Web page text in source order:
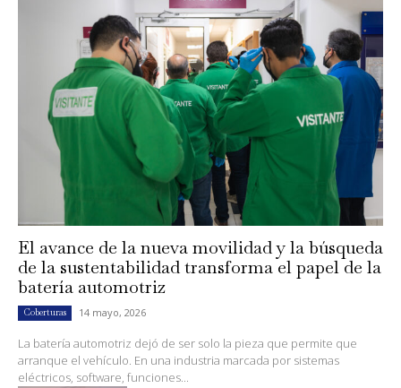
El avance de la nueva movilidad y la búsqueda
de la sustentabilidad transforma el papel de la
batería automotriz
Coberturas 14 mayo, 2026
La batería automotriz dejó de ser solo la pieza que permite que
arranque el vehículo. En una industria marcada por sistemas
eléctricos, software, funciones...